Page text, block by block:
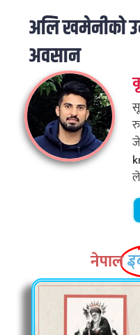
अलि खमेनीको
अवसान
नेपाल